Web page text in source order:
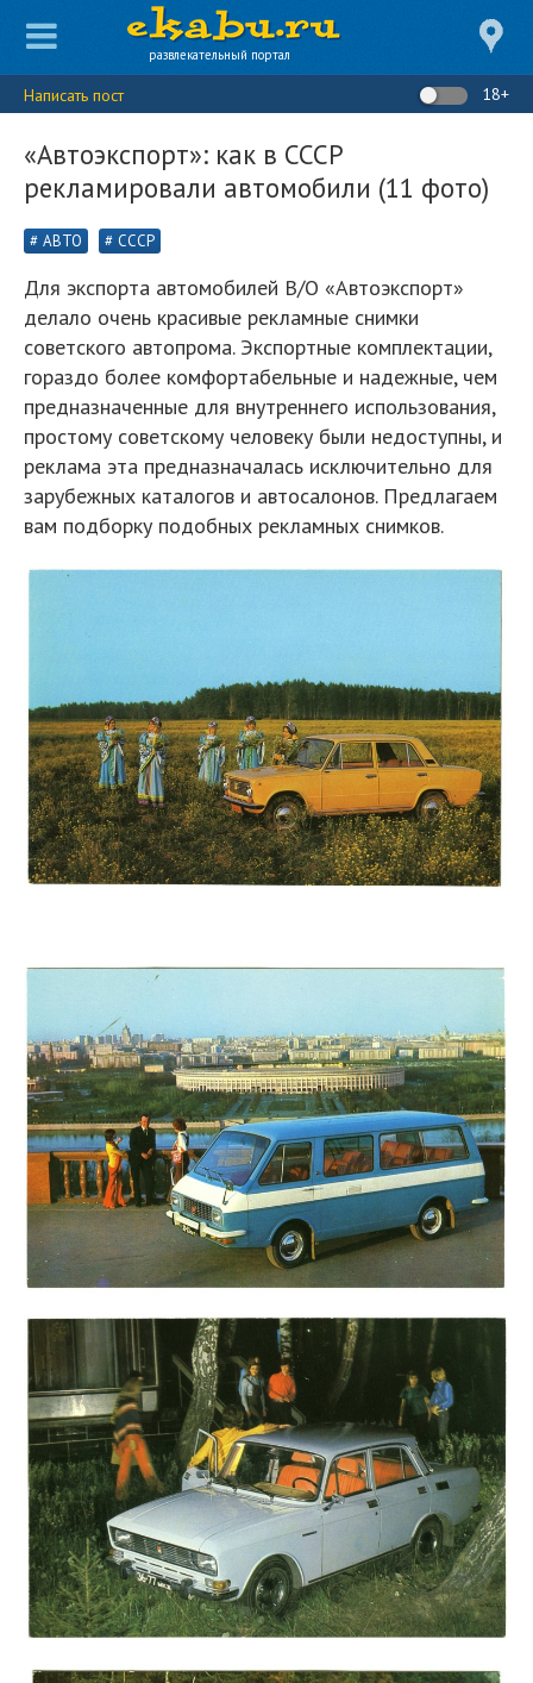
развлекательный портал
Написать пост 18+
«Автоэкспорт»: как в СССР
рекламировали автомобили (11 фото)
АВТО СССР
Для экспорта автомобилей В/О «Автоэкспорт»
делало очень красивые рекламные снимки
советского автопрома. Экспортные комплектации,
гораздо более комфортабельные и надежные, чем
предназначенные для внутреннего использования,
простому советскому человеку были недоступны, и
реклама эта предназначалась исключительно для
зарубежных каталогов и автосалонов. Предлагаем
вам подборку подобных рекламных снимков.